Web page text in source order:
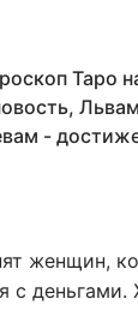
Таро
-
женщин,
с